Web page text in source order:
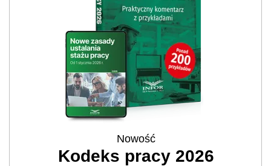
Nowość
Kodeks pracy 2026